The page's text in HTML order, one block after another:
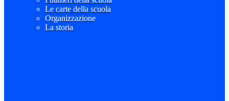
Le carte della scuola
Organizzazione
La storia